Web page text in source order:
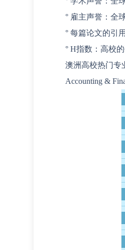
° 雇主声誉：全
° 每篇论文的引
° H指数：高校
澳洲高校热门专
Accounting &